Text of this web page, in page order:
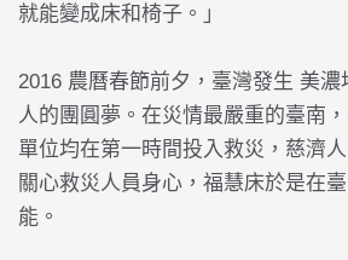
就能變成床和椅子。」
2016 農曆春節前夕，臺灣發生 美濃
人的團圓夢。在災情最嚴重的臺南
單位均在第一時間投入救災，慈濟
關心救災人員身心，福慧床於是在
能。